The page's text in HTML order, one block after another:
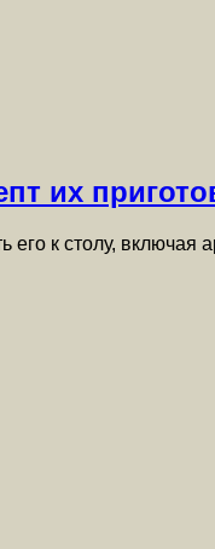
их
к столу,